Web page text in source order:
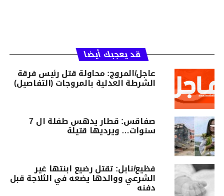
قد يعجبك أيضا
عاجل/المروج: محاولة قتل رئيس فرقة
الشرطة العدلية بالمروجات (التفاصيل)
صفاقس: قطار يدهس طفلة ال 7
سنوات… ويرديها قتيلة
فظيع/نابل: تقتل رضيع ابنتها غير
الشرعي ووالدها يضعه في الثلاجة قبل
دفنه